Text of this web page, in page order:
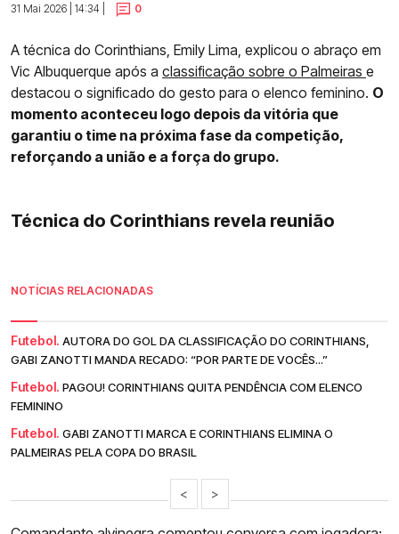
31 Mai 2026 | 14:34 |
0
A técnica do Corinthians, Emily Lima, explicou o abraço em
Vic Albuquerque após a classificação sobre o Palmeiras e
destacou o significado do gesto para o elenco feminino. O
momento aconteceu logo depois da vitória que
garantiu o time na próxima fase da competição,
reforçando a união e a força do grupo.
Técnica do Corinthians revela reunião
NOTÍCIAS RELACIONADAS
Futebol. AUTORA DO GOL DA CLASSIFICAÇÃO DO CORINTHIANS,
GABI ZANOTTI MANDA RECADO: “POR PARTE DE VOCÊS...”
Futebol. PAGOU! CORINTHIANS QUITA PENDÊNCIA COM ELENCO
FEMININO
Futebol. GABI ZANOTTI MARCA E CORINTHIANS ELIMINA O
PALMEIRAS PELA COPA DO BRASIL
< >